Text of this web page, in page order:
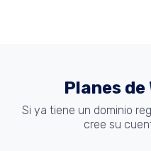
Planes de
Si ya tiene un dominio
cree su